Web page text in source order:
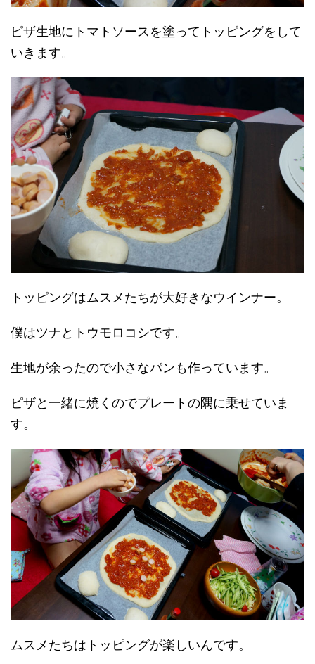
ピザ生地にトマトソースを塗ってトッピングをして
いきます。
トッピングはムスメたちが大好きなウインナー。
僕はツナとトウモロコシです。
生地が余ったので小さなパンも作っています。
ピザと一緒に焼くのでプレートの隅に乗せていま
す。
ムスメたちはトッピングが楽しいんです。